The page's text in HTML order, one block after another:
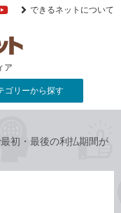
ア
YouTube
できるネットについて
ゴリーから探す
初・最後の利払期間が